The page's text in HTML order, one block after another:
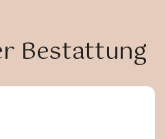
Bestattung